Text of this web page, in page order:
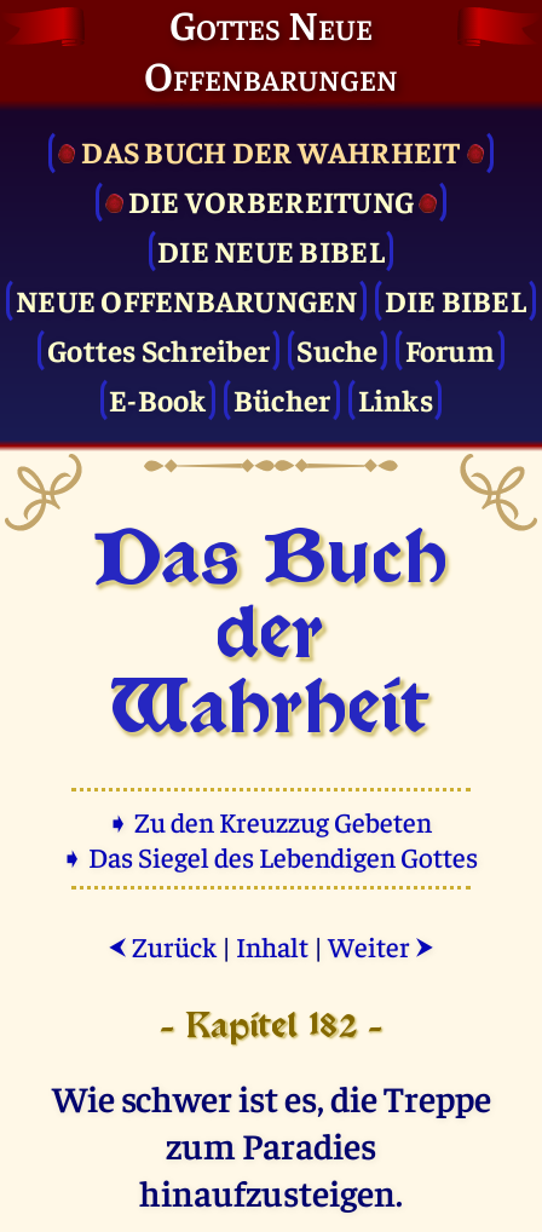
Gottes Neue
Offenbarungen
DAS BUCH DER WAHRHEIT
DIE VOR­BEREITUNG
DIE NEUE BIBEL
NEUE OFFENBARUNGEN
DIE BIBEL
Gottes Schreiber
Suche
Forum
E-Book
Bücher Links
Das Buch
der
Wahrheit
➧ Zu den Kreuzzug Gebeten
➧ Das Siegel des Lebendigen Gottes
⮜ Zurück | Inhalt |Weiter ⮞
- Kapitel 182 -
Wie schwer ist es, die Treppe
zum Paradies
hinaufzusteigen.